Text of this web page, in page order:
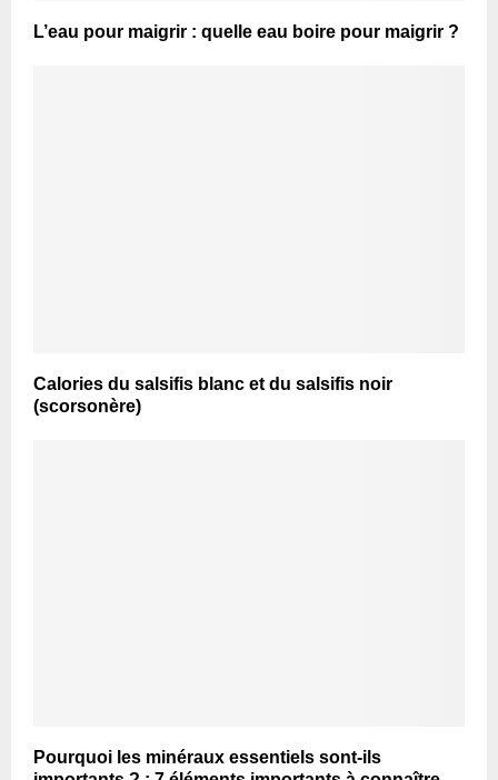
L’eau pour maigrir : quelle eau boire pour maigrir ?
Calories du salsifis blanc et du salsifis noir
(scorsonère)
Pourquoi les minéraux essentiels sont-ils